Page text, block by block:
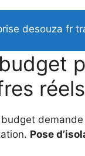
desouza fr
budget
Pose